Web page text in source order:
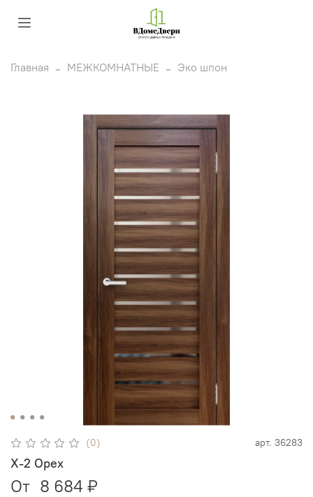
Главная МЕЖКОМНАТНЫЕ Эко шпон
(0) арт. 36283
X-2 Орех
От 8 684 ₽